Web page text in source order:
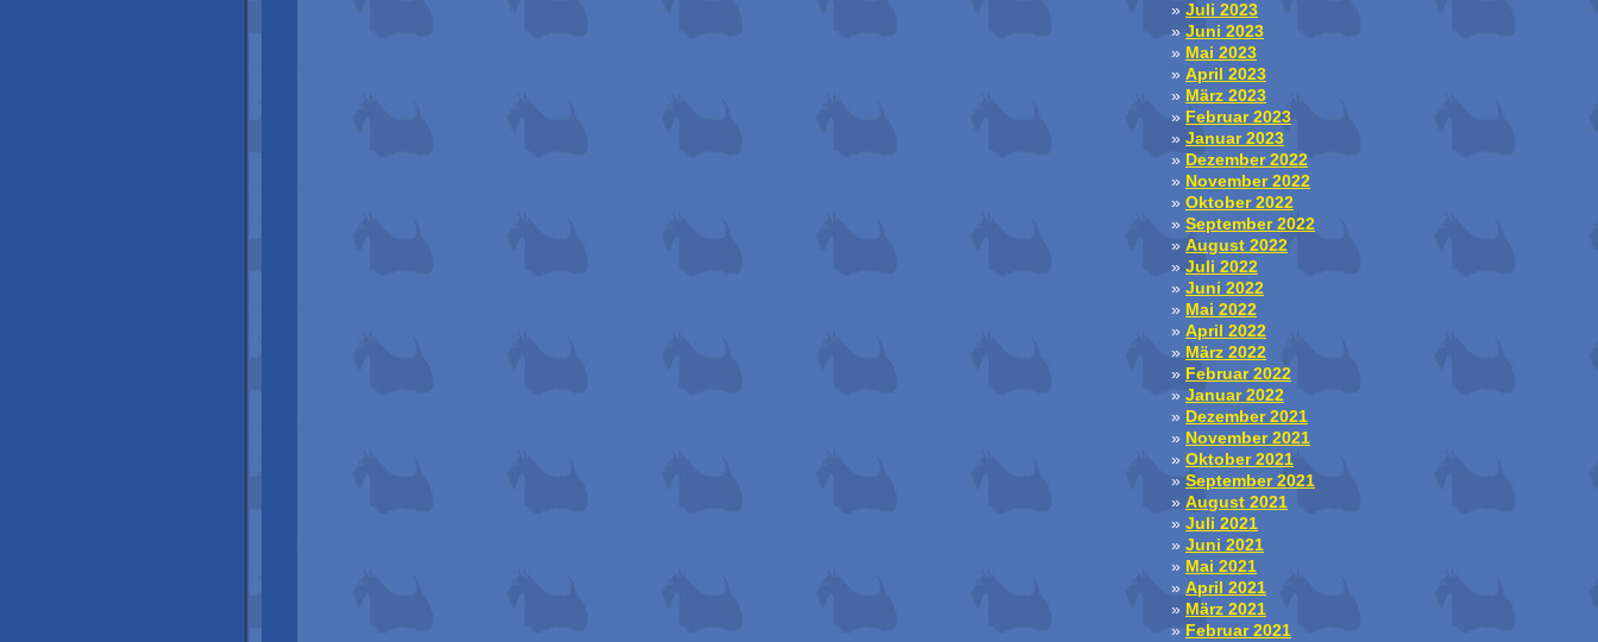
Juli 2023
Juni 2023
Mai 2023
April 2023
März 2023
Februar 2023
Januar 2023
Dezember 2022
November 2022
Oktober 2022
September 2022
August 2022
Juli 2022
Juni 2022
Mai 2022
April 2022
März 2022
Februar 2022
Januar 2022
Dezember 2021
November 2021
Oktober 2021
September 2021
August 2021
Juli 2021
Juni 2021
Mai 2021
April 2021
März 2021
Februar 2021